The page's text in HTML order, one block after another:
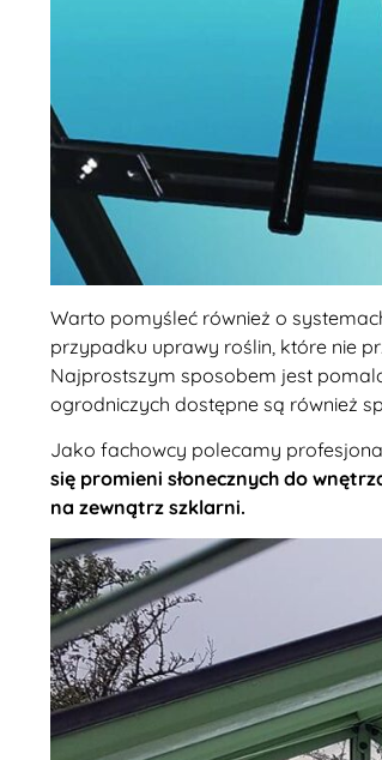
Warto pomyśleć również o
przypadku uprawy roślin, które nie
Najprostszym sposobem jest
ogrodniczych dostępne są również
Jako fachowcy polecamy
się promieni słonecznych do
na zewnątrz szklarni.